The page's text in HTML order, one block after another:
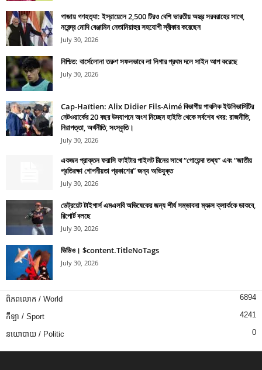
গাজায় গণহত্যা: ইস্রায়েলে 2,500 টিরও বেশি ভারতীয় অস্ত্র সরবরাহের সাথে,
নরেন্দ্র মোদি বেঞ্জামিন নেতানিয়াহুর সহযোগী স্বীকার করেছেন
July 30, 2026
নিশ্চিত: বার্সেলোনা তরুণ সফলভাবে লা লিগার প্রথম দলে সাইন আপ করেছে
July 30, 2026
Cap-Haïtien: Alix Didier Fils-Aimé বিভাগীয় পাবলিক ইউনিভার্সিটির
নেটওয়ার্কের 20 বছর উদযাপনে অংশ নিচ্ছেন হাইতি থেকে সর্বশেষ খবর: রাজনীতি,
নিরাপত্তা, অর্থনীতি, সংস্কৃতি।
July 30, 2026
একজন প্রাক্তন ফরাসি ফাইটার পাইলট চীনের সাথে “গোয়েন্দা তথ্য” এবং “জাতীয়
প্রতিরক্ষা গোপনীয়তা প্রকাশের” জন্য অভিযুক্ত
July 30, 2026
ডেট্রয়েট টাইগার্স এমএলবি অভিষেকের জন্য শীর্ষ সম্ভাবনা ম্যাক্স ক্লার্ককে ডাকবে,
রিপোর্ট বলছে
July 30, 2026
ভিডিও। $content.TitleNoTags
July 30, 2026
ពិភពលោក / World 6894
កីឡា / Sport 4241
នយោបាយ / Politic 0